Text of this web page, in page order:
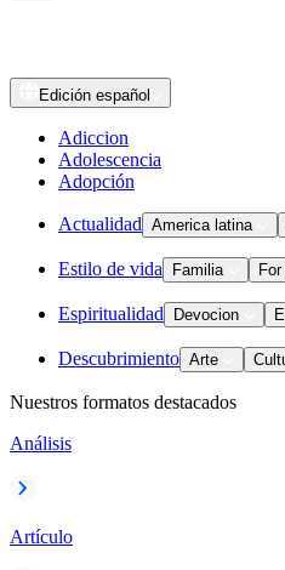
Edición español
Adiccion
Adolescencia
Adopción
Actualidad America latina
Estilo de vida Familia
Espiritualidad Devocion
Descubrimiento Arte
Nuestros formatos destacados
Análisis
Artículo